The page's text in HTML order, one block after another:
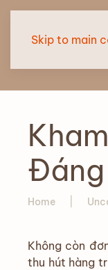
Skip to main
Home
Không còn
thu hút hàng